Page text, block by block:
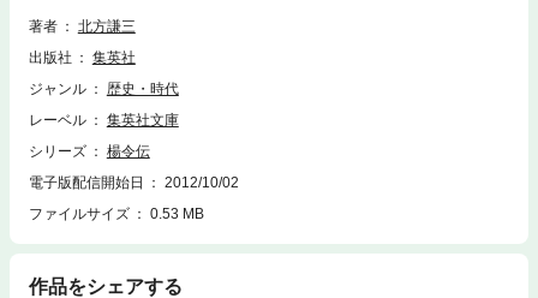
む｢北方水滸｣の続編。
著者
北方謙三
出版社
集英社
ジャンル
歴史・時代
レーベル
集英社文庫
シリーズ
楊令伝
電子版配信開始日
2012/10/02
ファイルサイズ
0.53 MB
作品をシェアする